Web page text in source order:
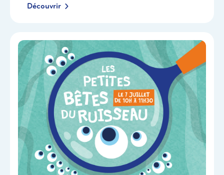
Découvrir